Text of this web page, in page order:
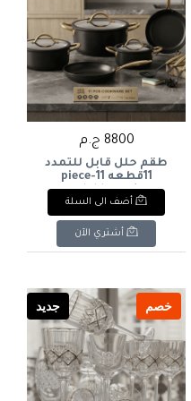
8800 ج.م
طقم حلل قابل للتمدد
11قطعه 11-piece
expandable cookware
set
أضف الى السلة
أشتري الآن
خصم جديد